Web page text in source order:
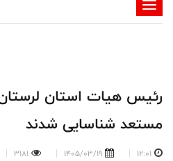
-
-
-
مستعد شناسایی شدند
12:01
1405/03/19
3181